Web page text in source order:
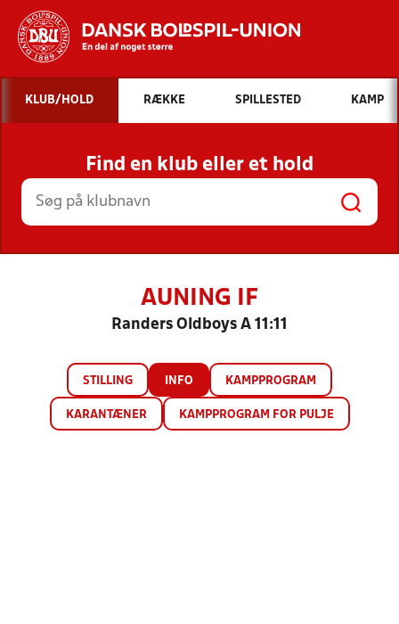
Hvad vil du søge efter?
INDHOLD OG NYHEDER
STILLINGER, RESULTATER, KLUBBER OG
HOLD
KLUB/HOLD RÆKKE SPILLESTED KAMP
Find en klub eller et hold
AUNING IF
Randers Oldboys A 11:11
STILLING INFO KAMPPROGRAM
KARANTÆNER KAMPPROGRAM FOR PULJE